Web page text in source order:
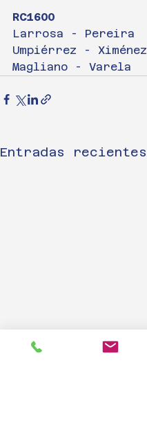
RC1600
Larrosa - Pereira
Umpiérrez - Ximénez
Magliano - Varela
Entradas recientes